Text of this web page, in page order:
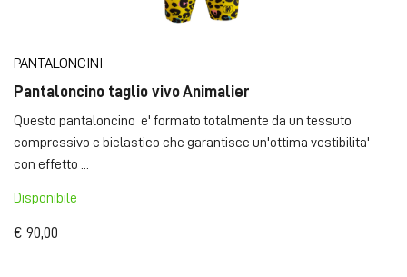
PANTALONCINI
Pantaloncino taglio vivo Animalier
Questo pantaloncino e' formato totalmente da un tessuto
compressivo e bielastico che garantisce un'ottima vestibilita'
con effetto ...
Disponibile
€ 90,00